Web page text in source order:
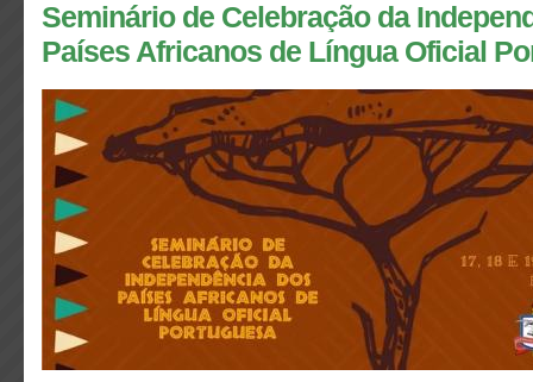
Seminário de Celebração da
Países Africanos de Língua Oficial